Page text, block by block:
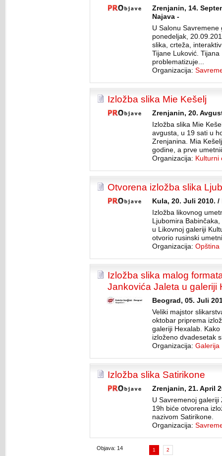
Zrenjanin, 14.
Najava -
U Salonu
ponedeljak,
slika, crteža,
Tijane Luković.
problematizuje...
Organizacija:
Izložba slika Mie Kešelj
Zrenjanin, 20.
Izložba slika Mie
avgusta, u 19 sati u
Zrenjanina. Mia
godine, a prve
Organizacija: Kulturni
Otvorena izložba slika
Kula, 20. Juli 2010.
Izložba likovnog
Ljubomira
u Likovnoj galeriji
otvorio rusinski
Organizacija: Opština
Izložba slika malog
Jankovića Jaleta u galeriji
Beograd, 05. Juli
Veliki majstor
oktobar priprema
galeriji Hexalab.
izloženo dvadesetak
Organizacija: Galerija
Izložba slika Satirikone
Zrenjanin, 21. April
U Savremenoj
19h biće otvorena
nazivom Satirikone.
Organizacija:
1 2
Objava: 14